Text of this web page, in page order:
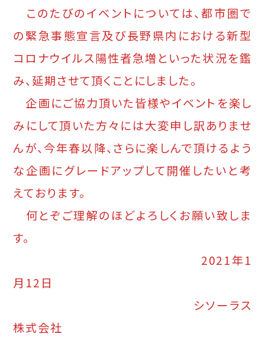
このたびのイベントについては、都市圏で
の緊急事態宣言及び長野県内における新型
コロナウイルス陽性者急増といった状況を鑑
み、延期させて頂くことにしました。
企画にご協力頂いた皆様やイベントを楽し
みにして頂いた方々には大変申し訳ありませ
んが、今年春以降、さらに楽しんで頂けるよう
な企画にグレードアップして開催したいと考
えております。
何とぞご理解のほどよろしくお願い致しま
す。
2021年1
月12日
シソーラス
株式会社